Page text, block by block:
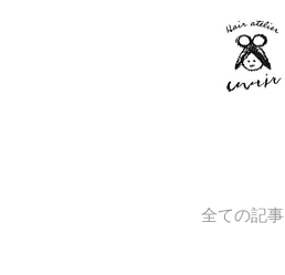
全ての記事